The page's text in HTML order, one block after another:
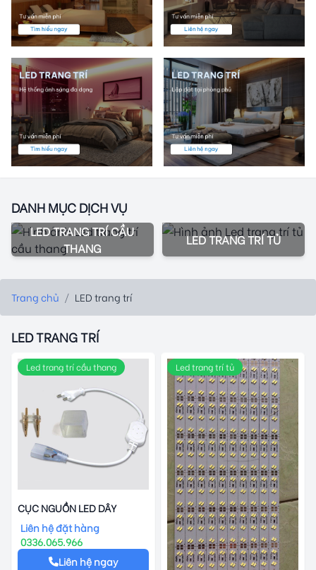
DANH MỤC DỊCH VỤ
LED TRANG TRÍ CẦU
THANG
LED TRANG TRÍ TỦ
Trang chủ / LED trang trí
LED TRANG TRÍ
Led trang trí cầu thang
CỤC NGUỒN LED DÂY
Liên hệ đặt hàng
0336.065.966
Liên hệ ngay
Led trang trí tủ